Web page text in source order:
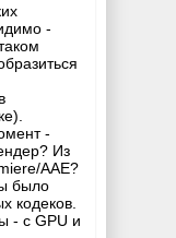
-
-
Из
AAE?
было
кодеков.
- с GPU и